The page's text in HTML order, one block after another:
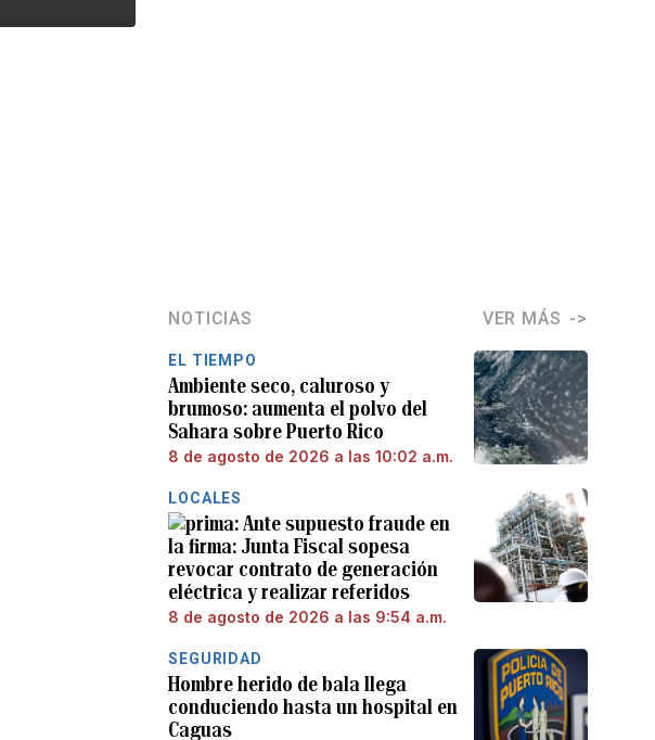
NOTICIAS VER MÁS
EL TIEMPO
Ambiente seco, caluroso y
brumoso: aumenta el polvo del
Sahara sobre Puerto Rico
8 de agosto de 2026 a las 10:02 a.m.
LOCALES
Ante supuesto fraude en
la firma: Junta Fiscal sopesa
revocar contrato de generación
eléctrica y realizar referidos
8 de agosto de 2026 a las 9:54 a.m.
SEGURIDAD
Hombre herido de bala llega
conduciendo hasta un hospital en
Caguas